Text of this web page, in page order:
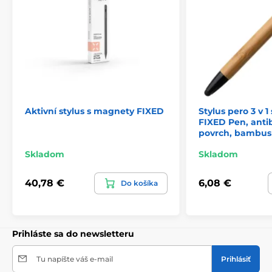
štýlový dizajn
Aktivní stylus s magnety FIXED
Skladom
40,78 € Do košíka
Stylus pero 3 v
FIXED Pen,
povrch, bambus
Skladom
6,08 €
Prihláste sa do newsletteru
Tu napíšte váš e-mail Prihlásiť